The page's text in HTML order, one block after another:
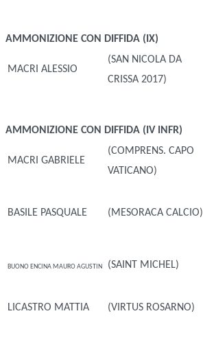
AMMONIZIONE CON DIFFIDA (IX)
MACRI ALESSIO
(SAN NICOLA DA
CRISSA 2017)
AMMONIZIONE CON DIFFIDA (IV INFR)
MACRI GABRIELE
(COMPRENS. CAPO
VATICANO)
BASILE PASQUALE (MESORACA CALCIO)
BUONO ENCINA MAURO AGUSTIN (SAINT MICHEL)
LICASTRO MATTIA (VIRTUS ROSARNO)